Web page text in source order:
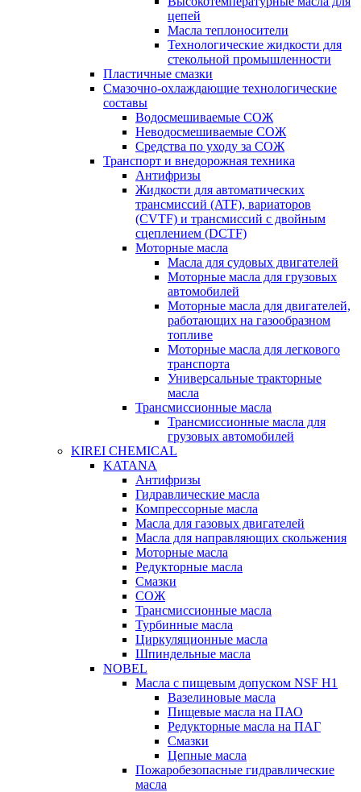
цепей
Масла теплоносители
Технологические жидкости для
стекольной промышленности
Пластичные смазки
Смазочно-охлаждающие технологические
составы
Водосмешиваемые СОЖ
Неводосмешиваемые СОЖ
Средства по уходу за СОЖ
Транспорт и внедорожная техника
Антифризы
Жидкости для автоматических
трансмиссий (ATF), вариаторов
(CVTF) и трансмиссий с двойным
сцеплением (DCTF)
Моторные масла
Масла для судовых двигателей
Моторные масла для грузовых
автомобилей
Моторные масла для двигателей,
работающих на газообразном
топливе
Моторные масла для легкового
транспорта
Универсальные тракторные
масла
Трансмиссионные масла
Трансмиссионные масла для
грузовых автомобилей
KIREI CHEMICAL
KATANA
Антифризы
Гидравлические масла
Компрессорные масла
Масла для газовых двигателей
Масла для направляющих скольжения
Моторные масла
Редукторные масла
Смазки
СОЖ
Трансмиссионные масла
Турбинные масла
Циркуляционные масла
Шпиндельные масла
NOBEL
Масла с пищевым допуском NSF H1
Вазелиновые масла
Пищевые масла на ПАО
Редукторные масла на ПАГ
Смазки
Цепные масла
Пожаробезопасные гидравлические
масла